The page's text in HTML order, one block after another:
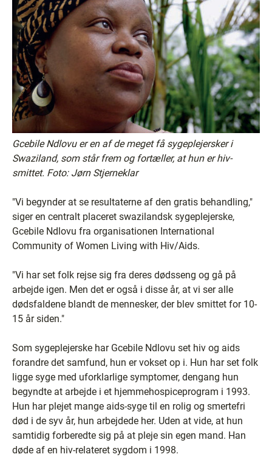
Gcebile Ndlovu er en af de meget få sygeplejersker i
Swaziland, som står frem og fortæller, at hun er hiv-
smittet. Foto: Jørn Stjerneklar
"Vi begynder at se resultaterne af den gratis behandling,"
siger en centralt placeret swazilandsk sygeplejerske,
Gcebile Ndlovu fra organisationen International
Community of Women Living with Hiv/Aids.
"Vi har set folk rejse sig fra deres dødsseng og gå på
arbejde igen. Men det er også i disse år, at vi ser alle
dødsfaldene blandt de mennesker, der blev smittet for 10-
15 år siden."
Som sygeplejerske har Gcebile Ndlovu set hiv og aids
forandre det samfund, hun er vokset op i. Hun har set folk
ligge syge med uforklarlige symptomer, dengang hun
begyndte at arbejde i et hjemmehospiceprogram i 1993.
Hun har plejet mange aids-syge til en rolig og smertefri
død i de syv år, hun arbejdede her. Uden at vide, at hun
samtidig forberedte sig på at pleje sin egen mand. Han
døde af en hiv-relateret sygdom i 1998.